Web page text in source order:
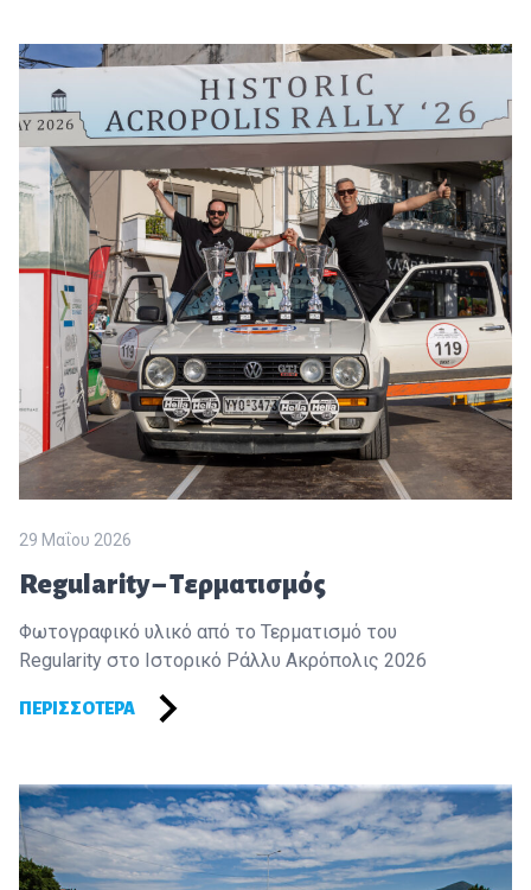
29 Μαΐου 2026
Regularity – Τερματισμός
Φωτογραφικό υλικό από το Τερματισμό του
Regularity στο Ιστορικό Ράλλυ Ακρόπολις 2026
ΠΕΡΙΣΣΌΤΕΡΑ